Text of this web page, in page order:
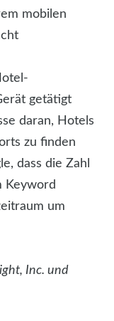
mobilen
getätigt
daran, Hotels
zu finden
dass die Zahl
Keyword
um
Inc. und